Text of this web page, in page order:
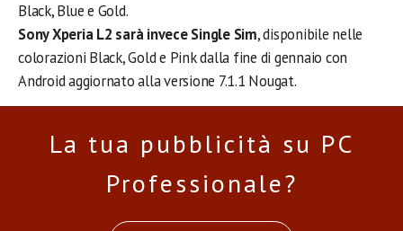
Black, Blue e Gold.
Sony Xperia L2 sarà invece Single Sim, disponibile nelle
colorazioni Black, Gold e Pink dalla fine di gennaio con
Android aggiornato alla versione 7.1.1 Nougat.
La tua pubblicità su PC
Professionale?